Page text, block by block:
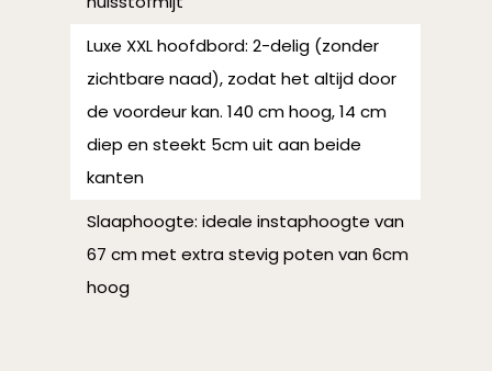
Luxe XXL hoofdbord: 2-delig (zonder
zichtbare naad), zodat het altijd door
de voordeur kan. 140 cm hoog, 14 cm
diep en steekt 5cm uit aan beide
kanten
Slaaphoogte: ideale instaphoogte van
67 cm met extra stevig poten van 6cm
hoog